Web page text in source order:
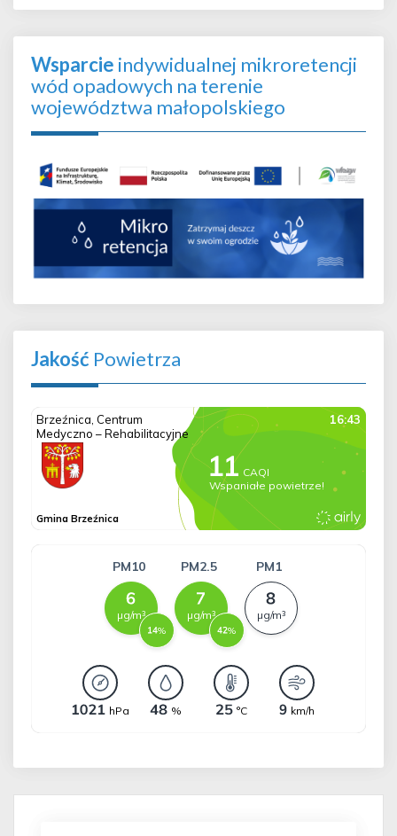
Wsparcie indywidualnej mikroretencji
wód opadowych na terenie
województwa małopolskiego
Jakość Powietrza